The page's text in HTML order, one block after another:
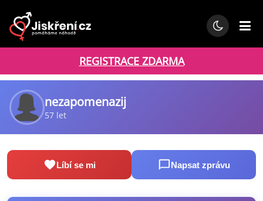
REGISTRACE ZDARMA
nezapomenazij
57 let
Líbí se mi Napsat zprávu